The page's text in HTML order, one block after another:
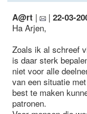
A@rt | | 22-03-
Ha Arjen,
Zoals ik al schreef
is daar sterk
niet voor alle
van een situatie
best te maken
patronen.